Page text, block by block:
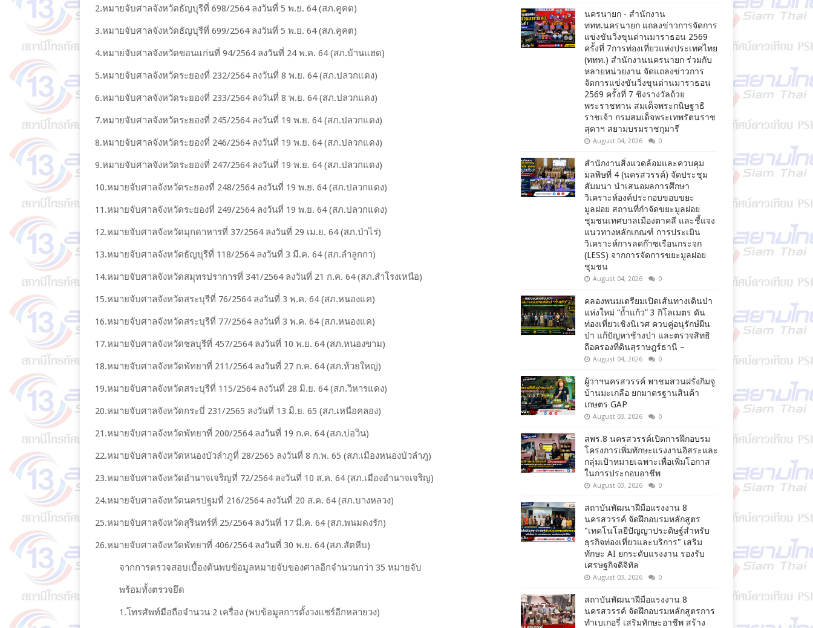
2.หมายจับศาลจังหวัดธัญบุรีที่ 698/2564 ลงวันที่ 5 พ.ย. 64 (สภ.คูคต)
3.หมายจับศาลจังหวัดธัญบุรีที่ 699/2564 ลงวันที่ 5 พ.ย. 64 (สภ.คูคต)
4.หมายจับศาลจังหวัดขอนแก่นที่ 94/2564 ลงวันที่ 24 พ.ค. 64 (สภ.บ้านแฮด)
5.หมายจับศาลจังหวัดระยองที่ 232/2564 ลงวันที่ 8 พ.ย. 64 (สภ.ปลวกแดง)
6.หมายจับศาลจังหวัดระยองที่ 233/2564 ลงวันที่ 8 พ.ย. 64 (สภ.ปลวกแดง)
7.หมายจับศาลจังหวัดระยองที่ 245/2564 ลงวันที่ 19 พ.ย. 64 (สภ.ปลวกแดง)
8.หมายจับศาลจังหวัดระยองที่ 246/2564 ลงวันที่ 19 พ.ย. 64 (สภ.ปลวกแดง)
9.หมายจับศาลจังหวัดระยองที่ 247/2564 ลงวันที่ 19 พ.ย. 64 (สภ.ปลวกแดง)
10.หมายจับศาลจังหวัดระยองที่ 248/2564 ลงวันที่ 19 พ.ย. 64 (สภ.ปลวกแดง)
11.หมายจับศาลจังหวัดระยองที่ 249/2564 ลงวันที่ 19 พ.ย. 64 (สภ.ปลวกแดง)
12.หมายจับศาลจังหวัดมุกดาหารที่ 37/2564 ลงวันที่ 29 เม.ย. 64 (สภ.ป่าไร่)
13.หมายจับศาลจังหวัดธัญบุรีที่ 118/2564 ลงวันที่ 3 มี.ค. 64 (สภ.ลำลูกกา)
14.หมายจับศาลจังหวัดสมุทรปราการที่ 341/2564 ลงวันที่ 21 ก.ค. 64 (สภ.สำโรงเหนือ)
15.หมายจับศาลจังหวัดสระบุรีที่ 76/2564 ลงวันที่ 3 พ.ค. 64 (สภ.หนองแค)
16.หมายจับศาลจังหวัดสระบุรีที่ 77/2564 ลงวันที่ 3 พ.ค. 64 (สภ.หนองแค)
17.หมายจับศาลจังหวัดชลบุรีที่ 457/2564 ลงวันที่ 10 พ.ย. 64 (สภ.หนองขาม)
18.หมายจับศาลจังหวัดพัทยาที่ 211/2564 ลงวันที่ 27 ก.ค. 64 (สภ.ห้วยใหญ่)
19.หมายจับศาลจังหวัดสระบุรีที่ 115/2564 ลงวันที่ 28 มิ.ย. 64 (สภ.วิหารแดง)
20.หมายจับศาลจังหวัดกระบี่ 231/2565 ลงวันที่ 13 มิ.ย. 65 (สภ.เหนือคลอง)
21.หมายจับศาลจังหวัดพัทยาที่ 200/2564 ลงวันที่ 19 ก.ค. 64 (สภ.บ่อวิน)
22.หมายจับศาลจังหวัดหนองบัวลำภูที่ 28/2565 ลงวันที่ 8 ก.พ. 65 (สภ.เมืองหนองบัวลำภู)
23.หมายจับศาลจังหวัดอำนาจเจริญที่ 72/2564 ลงวันที่ 10 ส.ค. 64 (สภ.เมืองอำนาจเจริญ)
24.หมายจับศาลจังหวัดนครปฐมที่ 216/2564 ลงวันที่ 20 ส.ค. 64 (สภ.บางหลวง)
25.หมายจับศาลจังหวัดสุรินทร์ที่ 25/2564 ลงวันที่ 17 มี.ค. 64 (สภ.พนมดงรัก)
26.หมายจับศาลจังหวัดพัทยาที่ 406/2564 ลงวันที่ 30 พ.ย. 64 (สภ.สัตหีบ)
จากการตรวจสอบเบื้องต้นพบข้อมูลหมายจับของศาลอีกจำนวนกว่า 35 หมายจับ
พร้อมทั้งตรวจยึด
1.โทรศัพท์มือถือจำนวน 2 เครื่อง (พบข้อมูลการตั้งวงแชร์อีกหลายวง)
นครนายก - สำนักงาน
ททท.นครนายก แถลงข่าวการจัดการ
แข่งขันวิ่งขุนด่านมาราธอน 2569
ครั้งที่ 7การท่องเที่ยวแห่งประเทศไทย
(ททท.) สำนักงานนครนายก ร่วมกับ
หลายหน่วยงาน จัดแถลงข่าวการ
จัดการแข่งขันวิ่งขุนด่านมาราธอน
2569 ครั้งที่ 7 ชิงรางวัลถ้วย
พระราชทาน สมเด็จพระกนิษฐาธิ
ราชเจ้า กรมสมเด็จพระเทพรัตนราช
สุดาฯ สยามบรมราชกุมารี
August 04, 2026 0
สำนักงานสิ่งแวดล้อมและควบคุม
มลพิษที่ 4 (นครสวรรค์) จัดประชุม
สัมมนา นำเสนอผลการศึกษา
วิเคราะห์องค์ประกอบขอบขยะ
มูลฝอย สถานที่กำจัดขยะมูลฝอย
ชุมชนเทศบาลเมืองตาคลี และชี้แจง
แนวทางหลักเกณฑ์ การประเมิน
วิเคราะห์การลดก๊าซเรือนกระจก
(LESS) จากการจัดการขยะมูลฝอย
ชุมชน
August 04, 2026 0
คลองพนมเตรียมเปิดเส้นทางเดินป่า
แห่งใหม่ “ถ้ำแก้ว” 3 กิโลเมตร ดัน
ท่องเที่ยวเชิงนิเวศ ควบคู่อนุรักษ์ผืน
ป่า แก้ปัญหาช้างป่า และตรวจสิทธิ
ถือครองที่ดินสุราษฎร์ธานี –
August 04, 2026 0
ผู้ว่าฯนครสวรรค์ พาชมสวนฝรั่งกิมจู
บ้านมะเกลือ ยกมาตรฐานสินค้า
เกษตร GAP
August 03, 2026 0
สพร.8 นครสวรรค์เปิดการฝึกอบรม
โครงการเพิ่มทักษะแรงงานอิสระและ
กลุ่มเป้าหมายเฉพาะเพื่อเพิ่มโอกาส
ในการประกอบอาชีพ
August 03, 2026 0
สถาบันพัฒนาฝีมือแรงงาน 8
นครสวรรค์ จัดฝึกอบรมหลักสูตร
"เทคโนโลยีปัญญาประดิษฐ์สำหรับ
ธุรกิจท่องเที่ยวและบริการ" เสริม
ทักษะ AI ยกระดับแรงงาน รองรับ
เศรษฐกิจดิจิทัล
August 03, 2026 0
สถาบันพัฒนาฝีมือแรงงาน 8
นครสวรรค์ จัดฝึกอบรมหลักสูตรการ
ทำเบเกอรี่ เสริมทักษะอาชีพ สร้าง